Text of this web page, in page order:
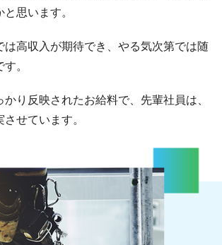
思います。
は高収入が期待でき、やる気次第では随
。
り反映されたお給料で、先輩社員は、
せています。